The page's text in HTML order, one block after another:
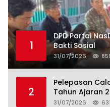
1
DPD Partai
Bakti Sosial
31/07/2026
2
Pelepasan
Tahun Ajaran
Lamteng
31/07/2026 631